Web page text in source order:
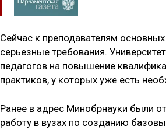
Сейчас к преподавателям
серьезные требования.
педагогов на повышение
практиков, у которых уже есть
Ранее в адрес Минобрнауки были
работу в вузах по созданию